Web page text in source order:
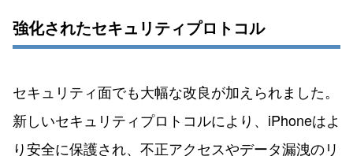
強化されたセキュリティプロトコル
セキュリティ面でも大幅な改良が加えられました。
新しいセキュリティプロトコルにより、iPhoneはよ
り安全に保護され、不正アクセスやデータ漏洩のリ